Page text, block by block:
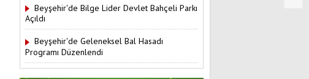
Beyşehir'de Bilge Lider Devlet Bahçeli Parkı
Açıldı
Beyşehir'de Geleneksel Bal Hasadı
Programı Düzenlendi